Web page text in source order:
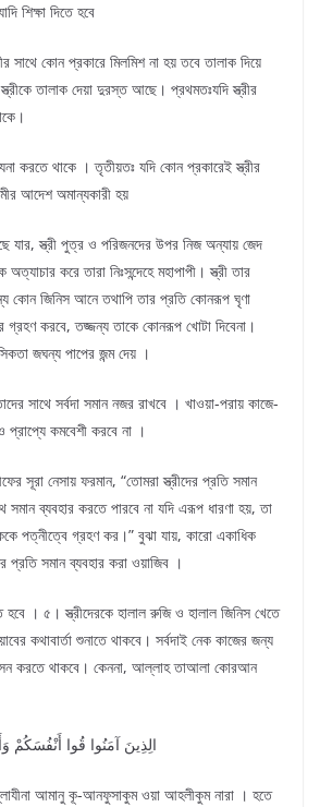
শিক্ষা দিতে হবে
সাথে কোন প্রকারে মিলমিশ না হয় তবে তালাক দিয়ে
তালাক দেয়া দুরস্ত আছে। প্রথমতঃযদি স্ত্রীর
যেনা করতে থাকে । তৃতীয়তঃ যদি কোন প্রকারেই স্ত্রীর
আদেশ অমান্যকারী হয়
স্ত্রী পুত্র ও পরিজনদের উপর নিজ অন্যায় জেদ
করে তারা নিঃসন্দেহে মহাপাপী। স্ত্রী তার
কোন জিনিস আনে তথাপি তার প্রতি কোনরূপ ঘৃণা
গ্রহণ করবে, তজ্জন্য তাকে কোনরূপ খোটা দিবেনা।
জঘন্য পাপের জন্ম দেয় ।
সাথে সর্বদা সমান নজর রাখবে । খাওয়া-পরায় কাজে-
প্রাপ্যে কমবেশী করবে না ।
সূরা নেসায় ফরমান, “তোমরা স্ত্রীদের প্রতি সমান
সমান ব্যবহার করতে পারবে না যদি এরূপ ধারণা হয়, তা
পত্নীত্বে গ্রহণ কর।” বুঝা যায়, কারো একাধিক
প্রতি সমান ব্যবহার করা ওয়াজিব ।
হবে । ৫। স্ত্রীদেরকে হালাল রুজি ও হালাল জিনিস খেতে
কথাবার্তা শুনাতে থাকবে। সর্বদাই নেক কাজের জন্য
করতে থাকবে। কেননা, আল্লাহ তাআলা কোরআন
الِذِينَ آمَنُوا قُوا أَنْفُسَكُمْ
আমানু কূ-আনফুসাকুম ওয়া আহলীকুম নারা । হতে